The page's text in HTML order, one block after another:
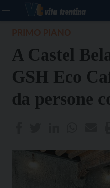
A Castel
GSH Eco
da persone